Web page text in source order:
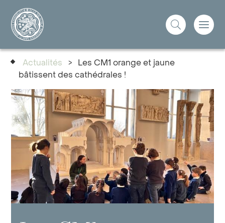
Actualités >
Les CM1 orange et jaune
bâtissent des cathédrales !